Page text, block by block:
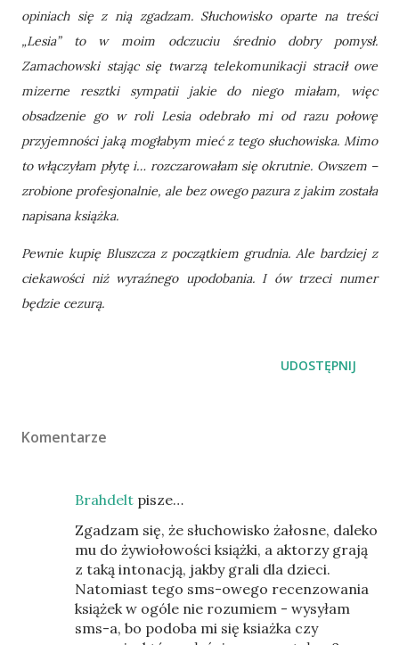
opiniach się z nią zgadzam. Słuchowisko oparte na treści
„Lesia” to w moim odczuciu średnio dobry pomysł.
Zamachowski stając się twarzą telekomunikacji stracił owe
mizerne resztki sympatii jakie do niego miałam, więc
obsadzenie go w roli Lesia odebrało mi od razu połowę
przyjemności jaką mogłabym mieć z tego słuchowiska. Mimo
to włączyłam płytę i… rozczarowałam się okrutnie. Owszem –
zrobione profesjonalnie, ale bez owego pazura z jakim została
napisana książka.
Pewnie kupię Bluszcza z początkiem grudnia. Ale bardziej z
ciekawości niż wyraźnego upodobania. I ów trzeci numer
będzie cezurą.
UDOSTĘPNIJ
Komentarze
Brahdelt pisze…
Zgadzam się, że słuchowisko żałosne, daleko
mu do żywiołowości książki, a aktorzy grają
z taką intonacją, jakby grali dla dzieci.
Natomiast tego sms-owego recenzowania
książek w ogóle nie rozumiem - wysyłam
sms-a, bo podoba mi się ksiażka czy